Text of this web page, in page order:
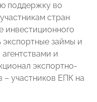
поддержку во
стран
инвестиционного
экспортные займы и
и
экспортно-
– участников ЕПК на